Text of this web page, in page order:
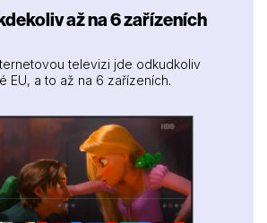
až na 6 zařízeních
televizi jde odkudkoliv
EU, a to až na 6 zařízeních.